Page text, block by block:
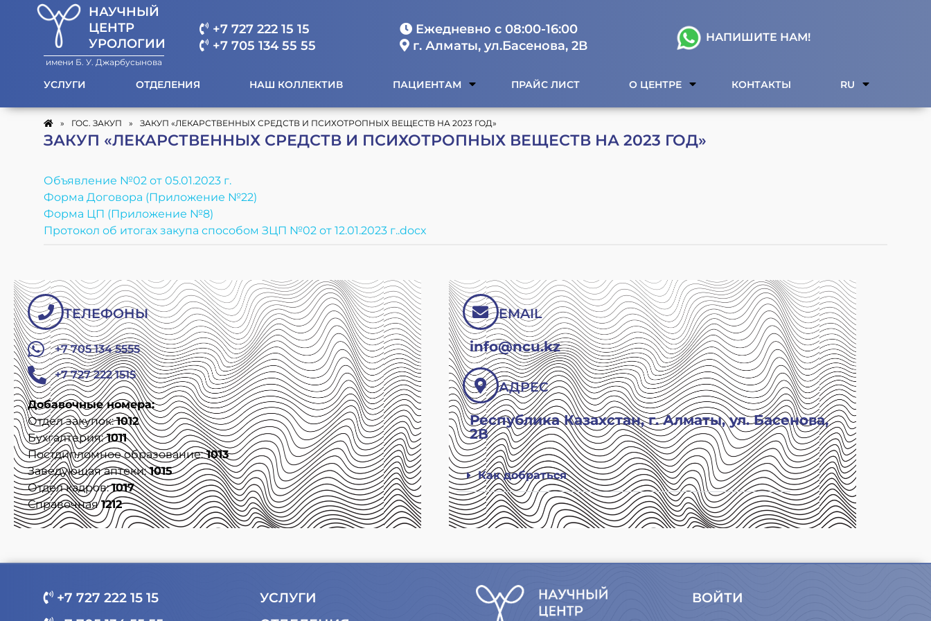
НАУЧНЫЙ
ЦЕНТР
УРОЛОГИИ
имени Б. У. Джарбусынова
+7 727 222 15 15
+7 705 134 55 55
Ежедневно с 08:00-16:00
г. Алматы, ул.Басенова, 2В
НАПИШИТЕ НАМ!
УСЛУГИ ОТДЕЛЕНИЯ НАШ КОЛЛЕКТИВ ПАЦИЕНТАМ ПРАЙС ЛИСТ О ЦЕНТРЕ КОНТАКТЫ RU
» ГОС. ЗАКУП » ЗАКУП «ЛЕКАРСТВЕННЫХ СРЕДСТВ И ПСИХОТРОПНЫХ ВЕЩЕСТВ НА 2023 ГОД»
ЗАКУП «ЛЕКАРСТВЕННЫХ СРЕДСТВ И ПСИХОТРОПНЫХ ВЕЩЕСТВ НА 2023 ГОД»
Объявление №02 от 05.01.2023 г.
Форма Договора (Приложение №22)
Форма ЦП (Приложение №8)
Протокол об итогах закупа способом ЗЦП №02 от 12.01.2023 г..docx
ТЕЛЕФОНЫ
+7 705 134 5555
+7 727 222 1515
Добавочные номера:
Отдел закупок:1012
Бухгалтерия:1011
Постдипломное образование:1013
Заведующая аптеки:1015
Отдел кадров:1017
Справочная1212
EMAIL
info@ncu.kz
АДРЕС
Республика Казахстан, г. Алматы, ул. Басенова,
2В
Как добраться
+7 727 222 15 15
УСЛУГИ
ВОЙТИ